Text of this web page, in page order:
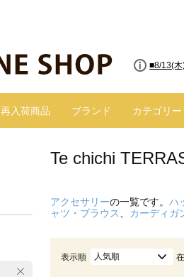
■8/13(
再入荷商品 ブランド カテゴリー
Te chichi
アクセサリーの一覧です。 ハ
ャツ・ブラウス
カーディガ
表示順 人気順